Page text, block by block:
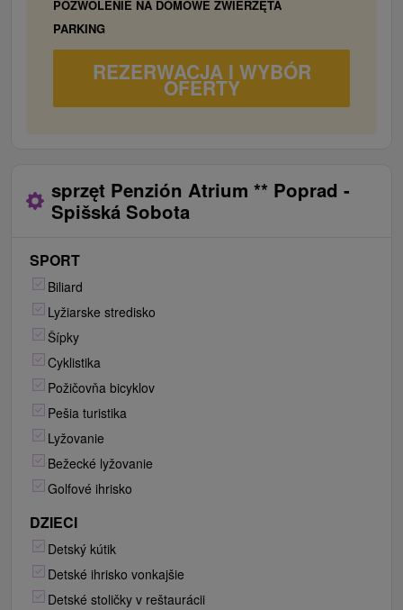
POZWOLENIE NA DOMOWE ZWIERZĘTA
PARKING
REZERWACJA I WYBÓR
OFERTY
sprzęt Penzión Atrium ** Poprad -
Spišská Sobota
SPORT
Biliard
Lyžiarske stredisko
Šípky
Cyklistika
Požičovňa bicyklov
Pešia turistika
Lyžovanie
Bežecké lyžovanie
Golfové ihrisko
DZIECI
Detský kútik
Detské ihrisko vonkajšie
Detské stoličky v reštaurácii